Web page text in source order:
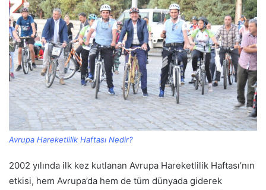
Avrupa Hareketlilik Haftası Nedir?
2002 yılında ilk kez kutlanan Avrupa Hareketlilik Haftası’nın
etkisi, hem Avrupa’da hem de tüm dünyada giderek